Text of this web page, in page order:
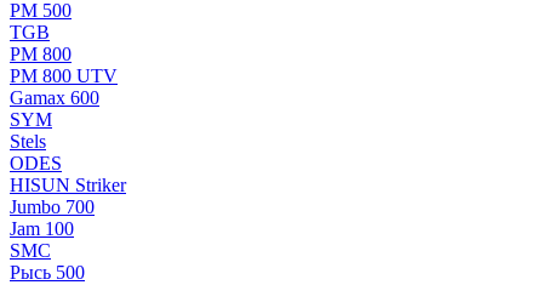
РМ 500
TGB
РМ 800
РМ 800 UTV
Gamax 600
SYM
Stels
ОDЕS
HISUN Striker
Jumbo 700
Jam 100
SMC
Рысь 500